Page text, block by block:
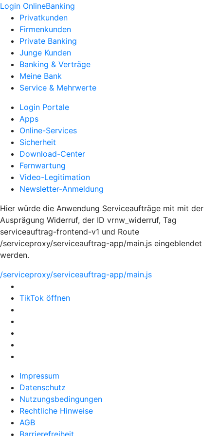
Login OnlineBanking
Privatkunden
Firmenkunden
Private Banking
Junge Kunden
Banking & Verträge
Meine Bank
Service & Mehrwerte
Login Portale
Apps
Online-Services
Sicherheit
Download-Center
Fernwartung
Video-Legitimation
Newsletter-Anmeldung
Hier würde die Anwendung Serviceaufträge mit mit der
Ausprägung Widerruf, der ID vrnw_widerruf, Tag
serviceauftrag-frontend-v1 und Route
/serviceproxy/serviceauftrag-app/main.js eingeblendet
werden.
/serviceproxy/serviceauftrag-app/main.js
TikTok öffnen
Impressum
Datenschutz
Nutzungsbedingungen
Rechtliche Hinweise
AGB
Barrierefreiheit